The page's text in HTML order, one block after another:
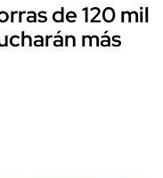
de 120 mil
más